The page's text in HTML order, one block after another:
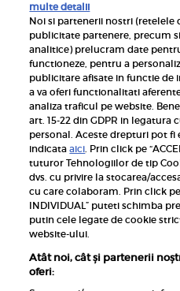
Inscrie-te la newsletterul
Pariază responsabil! Decizia
Jocurile de noroc sunt
Links
Calculator sarcina
Rețete
multe detalii
Noi si partenerii nostri (retelele
publicitate partenere, precum
analitice) prelucram date
functioneze, pentru a
publicitare afisate in functie de
a va oferi functionalitati
analiza traficul pe website.
art. 15-22 din GDPR in
personal. Aceste drepturi pot
indicataaici. Prin click pe
tuturor Tehnologiilor de tip
dvs. cu privire la stocarea/
cu care colaboram. Prin click pe
INDIVIDUAL” puteti schimba
putin cele legate de cookie
website-ului.
Atât noi, cât și partenerii
oferi: